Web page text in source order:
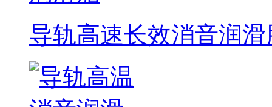
导轨高速长效消音润滑